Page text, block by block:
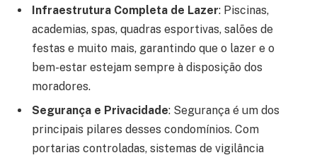
Infraestrutura Completa de Lazer: Piscinas,
academias, spas, quadras esportivas, salões de
festas e muito mais, garantindo que o lazer e o
bem-estar estejam sempre à disposição dos
moradores.
Segurança e Privacidade: Segurança é um dos
principais pilares desses condomínios. Com
portarias controladas, sistemas de vigilância